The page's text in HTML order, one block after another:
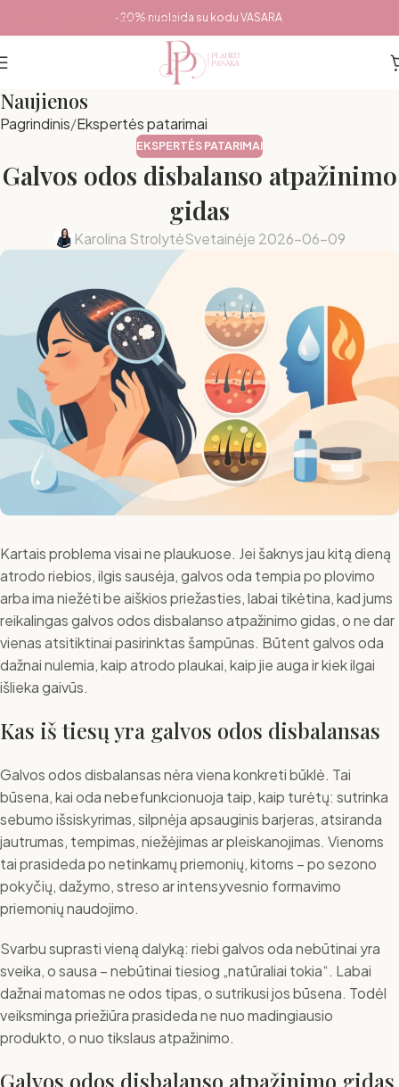
Pereiti prie pagrindinio turinio-20% nuolaida su kodu VASARA
Naujienos
Pagrindinis Ekspertės patarimai
EKSPERTĖS PATARIMAI
Galvos odos disbalanso atpažinimo
gidas
Karolina StrolytėSvetainėje 2026-06-09
Kartais problema visai ne plaukuose. Jei šaknys jau kitą dieną
atrodo riebios, ilgis sausėja, galvos oda tempia po plovimo
arba ima niežėti be aiškios priežasties, labai tikėtina, kad jums
reikalingas galvos odos disbalanso atpažinimo gidas, o ne dar
vienas atsitiktinai pasirinktas šampūnas. Būtent galvos oda
dažnai nulemia, kaip atrodo plaukai, kaip jie auga ir kiek ilgai
išlieka gaivūs.
Kas iš tiesų yra galvos odos disbalansas
Galvos odos disbalansas nėra viena konkreti būklė. Tai
būsena, kai oda nebefunkcionuoja taip, kaip turėtų: sutrinka
sebumo išsiskyrimas, silpnėja apsauginis barjeras, atsiranda
jautrumas, tempimas, niežėjimas ar pleiskanojimas. Vienoms
tai prasideda po netinkamų priemonių, kitoms – po sezono
pokyčių, dažymo, streso ar intensyvesnio formavimo
priemonių naudojimo.
Svarbu suprasti vieną dalyką: riebi galvos oda nebūtinai yra
sveika, o sausa – nebūtinai tiesiog „natūraliai tokia“. Labai
dažnai matomas ne odos tipas, o sutrikusi jos būsena. Todėl
veiksminga priežiūra prasideda ne nuo madingiausio
produkto, o nuo tikslaus atpažinimo.
Galvos odos disbalanso atpažinimo gidas